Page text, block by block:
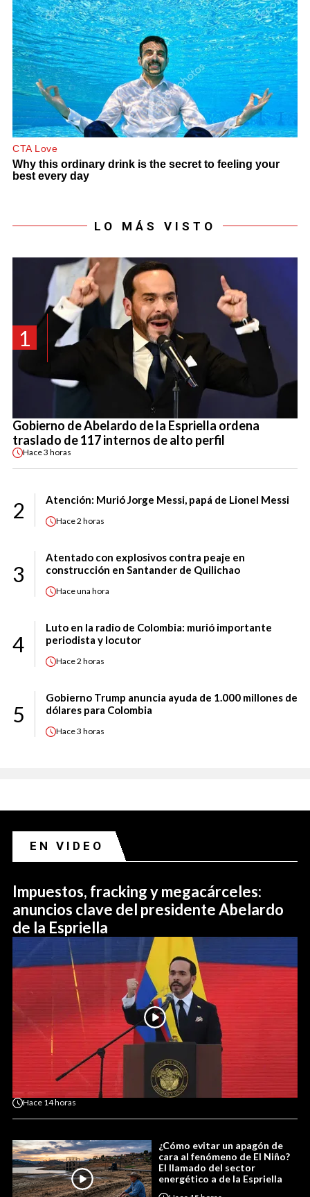
LO MÁS VISTO
1
Gobierno de Abelardo de la Espriella ordena
traslado de 117 internos de alto perfil
Hace3 horas
2 Atención: Murió Jorge Messi, papá de Lionel Messi
Hace2 horas
3
Atentado con explosivos contra peaje en
construcción en Santander de Quilichao
Haceuna hora
4
Luto en la radio de Colombia: murió importante
periodista y locutor
Hace2 horas
5
Gobierno Trump anuncia ayuda de 1.000 millones de
dólares para Colombia
Hace3 horas
EN VIDEO
Impuestos, fracking y megacárceles:
anuncios clave del presidente Abelardo
de la Espriella
Hace 14 horas
¿Cómo evitar un apagón de
cara al fenómeno de El Niño?
El llamado del sector
energético a de la Espriella